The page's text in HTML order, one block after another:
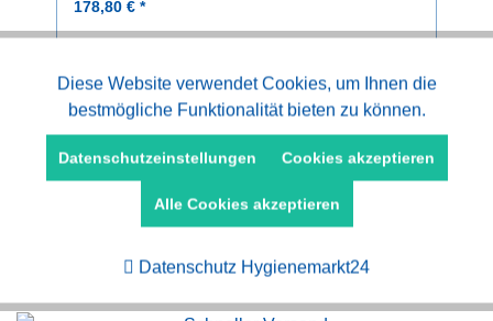
178,80 € *
Kauf auf Rechnung
Funktionale Aktiv
Marketing Aktiv
Aktiv
Diese Website verwendet Cookies, um Ihnen die
bestmögliche Funktionalität bieten zu können.
Datenschutzeinstellungen Cookies akzeptieren
Alle Cookies akzeptieren
Datenschutz Hygienemarkt24